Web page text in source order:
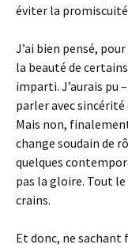
éviter la
J’ai bien pensé,
la beauté de
imparti. J’aurais pu
parler avec sincérité
Mais non,
change soudain de
quelques
pas la gloire. Tout le
crains.
Et donc, ne sachant